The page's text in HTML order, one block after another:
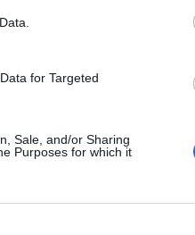
for Targeted
Sale, and/or Sharing
Purposes for which it
majd Mexikóból
műveiben dolgozta fel
1948. március 31-én,
tudósításainak írói
a zseni tehetségével
az újságíró képének
pár évtizeddel ezelőtt.